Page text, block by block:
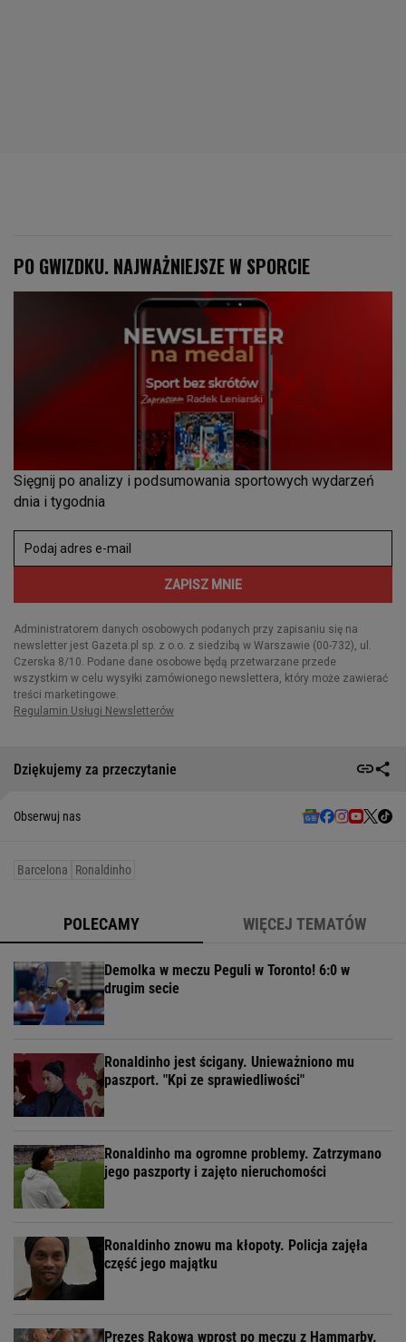
Dziękujemy za przeczytanie
Obserwuj nas
Barcelona Ronaldinho
POLECAMY WIĘCEJ TEMATÓW
Demolka w meczu Peguli w Toronto! 6:0 w
drugim secie
Ronaldinho jest ścigany. Unieważniono mu
paszport. "Kpi ze sprawiedliwości"
Ronaldinho ma ogromne problemy. Zatrzymano
jego paszporty i zajęto nieruchomości
Ronaldinho znowu ma kłopoty. Policja zajęła
część jego majątku
Prezes Rakowa wprost po meczu z Hammarby.